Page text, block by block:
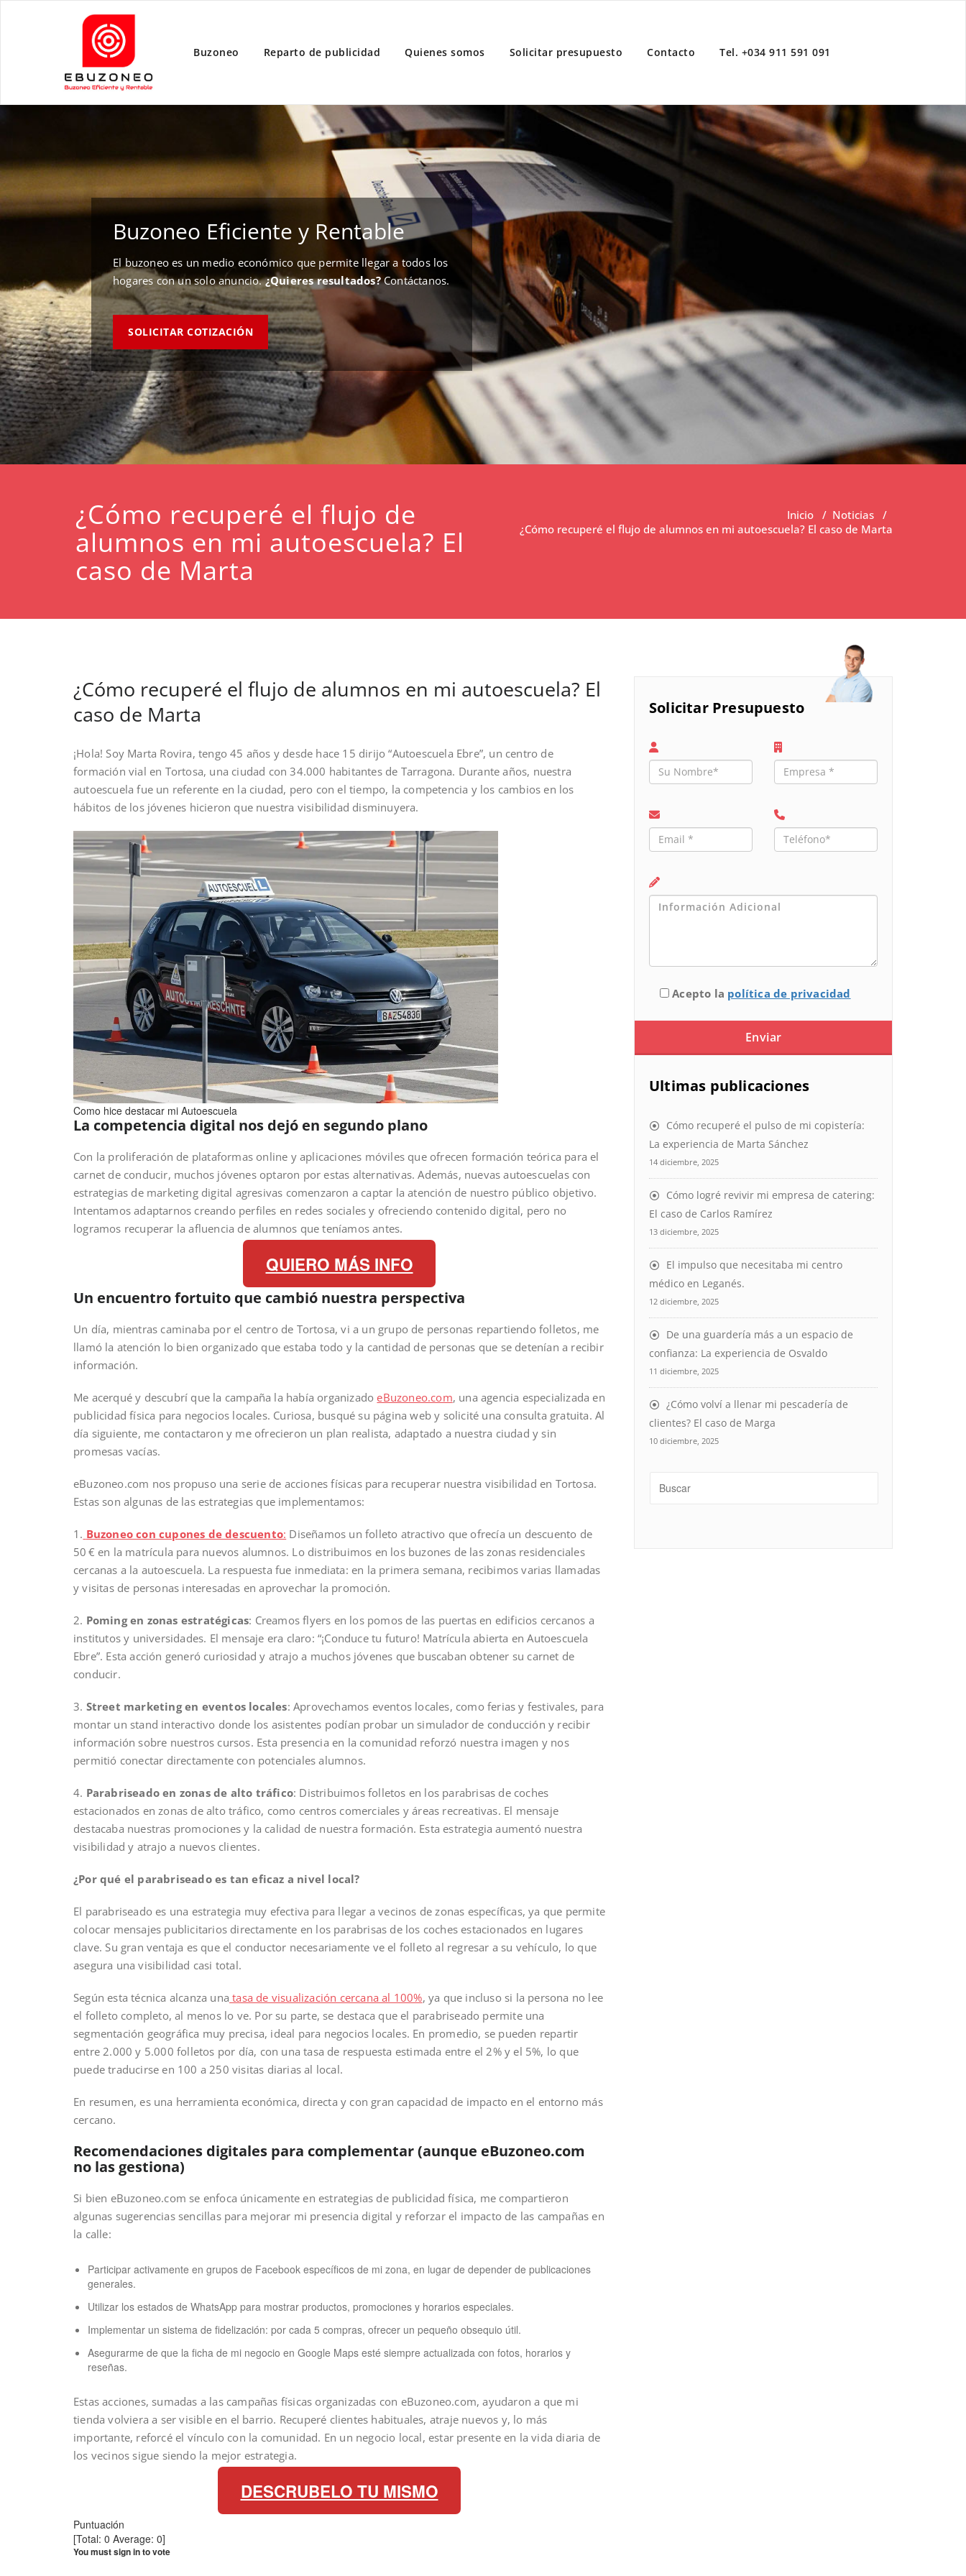
Buzoneo Reparto de publicidad Quienes somos Solicitar presupuesto Contacto Tel. +034 911 591 091
Buzoneo Eficiente y Rentable
El buzoneo es un medio económico que permite llegar a todos los
hogares con un solo anuncio.¿Quieres resultados?Contáctanos.
SOLICITAR COTIZACIÓN
¿Cómo recuperé el flujo de
alumnos en mi autoescuela? El
caso de Marta
Inicio / Noticias /
¿Cómo recuperé el flujo de alumnos en mi autoescuela? El caso de Marta
¿Cómo recuperé el flujo de alumnos en mi autoescuela? El
caso de Marta
¡Hola! Soy Marta Rovira, tengo 45 años y desde hace 15 dirijo “Autoescuela Ebre”, un centro de
formación vial en Tortosa, una ciudad con 34.000 habitantes de Tarragona. Durante años, nuestra
autoescuela fue un referente en la ciudad, pero con el tiempo, la competencia y los cambios en los
hábitos de los jóvenes hicieron que nuestra visibilidad disminuyera.
Como hice destacar mi Autoescuela
La competencia digital nos dejó en segundo plano
Con la proliferación de plataformas online y aplicaciones móviles que ofrecen formación teórica para el
carnet de conducir, muchos jóvenes optaron por estas alternativas. Además, nuevas autoescuelas con
estrategias de marketing digital agresivas comenzaron a captar la atención de nuestro público objetivo.
Intentamos adaptarnos creando perfiles en redes sociales y ofreciendo contenido digital, pero no
logramos recuperar la afluencia de alumnos que teníamos antes.
QUIERO MÁS INFO
Un encuentro fortuito que cambió nuestra perspectiva
Un día, mientras caminaba por el centro de Tortosa, vi a un grupo de personas repartiendo folletos, me
llamó la atención lo bien organizado que estaba todo y la cantidad de personas que se detenían a recibir
información.
Me acerqué y descubrí que la campaña la había organizadoeBuzoneo.com, una agencia especializada en
publicidad física para negocios locales. Curiosa, busqué su página web y solicité una consulta gratuita. Al
día siguiente, me contactaron y me ofrecieron un plan realista, adaptado a nuestra ciudad y sin
promesas vacías.
eBuzoneo.com nos propuso una serie de acciones físicas para recuperar nuestra visibilidad en Tortosa.
Estas son algunas de las estrategias que implementamos:
1. Buzoneo con cupones de descuento: Diseñamos un folleto atractivo que ofrecía un descuento de
50 € en la matrícula para nuevos alumnos. Lo distribuimos en los buzones de las zonas residenciales
cercanas a la autoescuela. La respuesta fue inmediata: en la primera semana, recibimos varias llamadas
y visitas de personas interesadas en aprovechar la promoción.
2. Poming en zonas estratégicas: Creamos flyers en los pomos de las puertas en edificios cercanos a
institutos y universidades. El mensaje era claro: “¡Conduce tu futuro! Matrícula abierta en Autoescuela
Ebre”. Esta acción generó curiosidad y atrajo a muchos jóvenes que buscaban obtener su carnet de
conducir.
3. Street marketing en eventos locales: Aprovechamos eventos locales, como ferias y festivales, para
montar un stand interactivo donde los asistentes podían probar un simulador de conducción y recibir
información sobre nuestros cursos. Esta presencia en la comunidad reforzó nuestra imagen y nos
permitió conectar directamente con potenciales alumnos.
4. Parabriseado en zonas de alto tráfico: Distribuimos folletos en los parabrisas de coches
estacionados en zonas de alto tráfico, como centros comerciales y áreas recreativas. El mensaje
destacaba nuestras promociones y la calidad de nuestra formación. Esta estrategia aumentó nuestra
visibilidad y atrajo a nuevos clientes.
¿Por qué el parabriseado es tan eficaz a nivel local?
El parabriseado es una estrategia muy efectiva para llegar a vecinos de zonas específicas, ya que permite
colocar mensajes publicitarios directamente en los parabrisas de los coches estacionados en lugares
clave. Su gran ventaja es que el conductor necesariamente ve el folleto al regresar a su vehículo, lo que
asegura una visibilidad casi total.
Según esta técnica alcanza una tasa de visualización cercana al 100%, ya que incluso si la persona no lee
el folleto completo, al menos lo ve. Por su parte, se destaca que el parabriseado permite una
segmentación geográfica muy precisa, ideal para negocios locales. En promedio, se pueden repartir
entre 2.000 y 5.000 folletos por día, con una tasa de respuesta estimada entre el 2% y el 5%, lo que
puede traducirse en 100 a 250 visitas diarias al local.
En resumen, es una herramienta económica, directa y con gran capacidad de impacto en el entorno más
cercano.
Recomendaciones digitales para complementar (aunque eBuzoneo.com
no las gestiona)
Si bien eBuzoneo.com se enfoca únicamente en estrategias de publicidad física, me compartieron
algunas sugerencias sencillas para mejorar mi presencia digital y reforzar el impacto de las campañas en
la calle:
Participar activamente en grupos de Facebook específicos de mi zona, en lugar de depender de publicaciones
generales.
Utilizar los estados de WhatsApp para mostrar productos, promociones y horarios especiales.
Implementar un sistema de fidelización: por cada 5 compras, ofrecer un pequeño obsequio útil.
Asegurarme de que la ficha de mi negocio en Google Maps esté siempre actualizada con fotos, horarios y
reseñas.
Estas acciones, sumadas a las campañas físicas organizadas con eBuzoneo.com, ayudaron a que mi
tienda volviera a ser visible en el barrio. Recuperé clientes habituales, atraje nuevos y, lo más
importante, reforcé el vínculo con la comunidad. En un negocio local, estar presente en la vida diaria de
los vecinos sigue siendo la mejor estrategia.
DESCRUBELO TU MISMO
Puntuación
[Total: 0 Average: 0]
You must sign in to vote
Solicitar Presupuesto
Acepto la política de privacidad
Ultimas publicaciones
Cómo recuperé el pulso de mi copistería:
La experiencia de Marta Sánchez
14 diciembre, 2025
Cómo logré revivir mi empresa de catering:
El caso de Carlos Ramírez
13 diciembre, 2025
El impulso que necesitaba mi centro
médico en Leganés.
12 diciembre, 2025
De una guardería más a un espacio de
confianza: La experiencia de Osvaldo
11 diciembre, 2025
¿Cómo volví a llenar mi pescadería de
clientes? El caso de Marga
10 diciembre, 2025